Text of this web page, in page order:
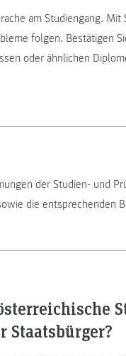
am Studiengang.
folgen. Bestätigen
oder ähnlichen
der Studien- und
die entsprechenden
Staatsbürger?